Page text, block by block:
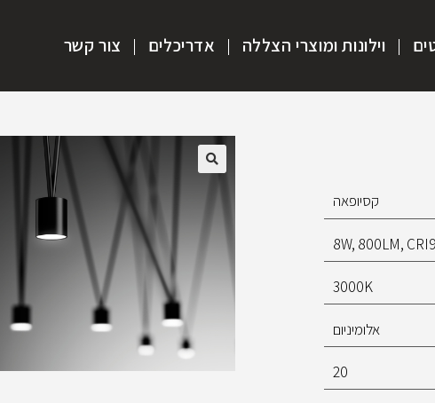
וילונות ומוצרי הצללה אדריכלים צור קשר
קסיופאה
8W, 800LM,
3000K
אלומיניום
20